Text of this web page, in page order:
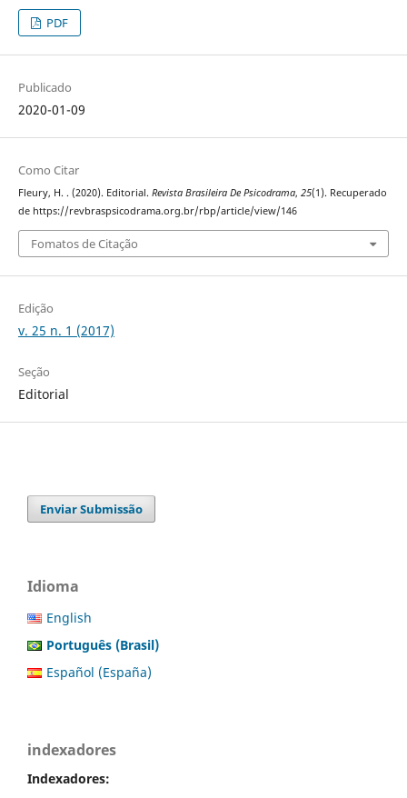
PDF
Publicado
2020-01-09
Como Citar
Fleury, H. . (2020). Editorial. Revista Brasileira De Psicodrama, 25(1). Recuperado
de https://revbraspsicodrama.org.br/rbp/article/view/146
Fomatos de Citação
Edição
v. 25 n. 1 (2017)
Seção
Editorial
Enviar Submissão
Idioma
English
Português (Brasil)
Español (España)
indexadores
Indexadores: